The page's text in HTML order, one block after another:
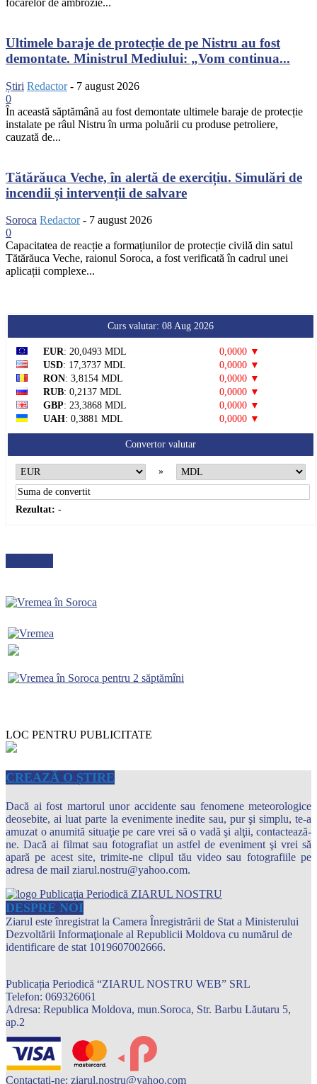
focarelor de ambrozie...
Ultimele baraje de protecție de pe Nistru au fost
demontate. Ministrul Mediului: „Vom continua...
Știri Redactor - 7 august 2026
0
În această săptămână au fost demontate ultimele baraje de protecție
instalate pe râul Nistru în urma poluării cu produse petroliere,
cauzată de...
Tătărăuca Veche, în alertă de exercițiu. Simulări de
incendii și intervenții de salvare
Soroca Redactor - 7 august 2026
0
Capacitatea de reacție a formațiunilor de protecție civilă din satul
Tătărăuca Veche, raionul Soroca, a fost verificată în cadrul unei
aplicații complexe...
Curs valutar: 08 Aug 2026
EUR: 20,0493 MDL
0,0000 ▼
USD: 17,3737 MDL
0,0000 ▼
RON: 3,8154 MDL
0,0000 ▼
RUB: 0,2137 MDL
0,0000 ▼
GBP: 23,3868 MDL
0,0000 ▼
UAH: 0,3881 MDL 0,0000 ▼
Convertor valutar
»
Rezultat: -
LOC PENTRU PUBLICITATE
CREAZĂ O ȘTIRE
Dacă ai fost martorul unor accidente sau fenomene meteorologice
deosebite, ai luat parte la evenimente inedite sau, pur şi simplu, te-a
amuzat o anumită situaţie pe care vrei să o vadă şi alţii, contactează-
ne. Dacă ai filmat sau fotografiat un astfel de eveniment şi vrei să
apară pe acest site, trimite-ne clipul tău video sau fotografiile pe
adresa de mail ziarul.nostru@yahoo.com.
DESPRE NOI
Ziarul este înregistrat la Camera Înregistrării de Stat a Ministerului
Dezvoltării Informaţionale al Republicii Moldova cu numărul de
identificare de stat 1019607002666.
Publicația Periodică “ZIARUL NOSTRU WEB” SRL
Telefon: 069326061
Adresa: Republica Moldova, mun.Soroca, Str. Barbu Lăutaru 5,
ap.2
Contactați-ne: ziarul.nostru@yahoo.com